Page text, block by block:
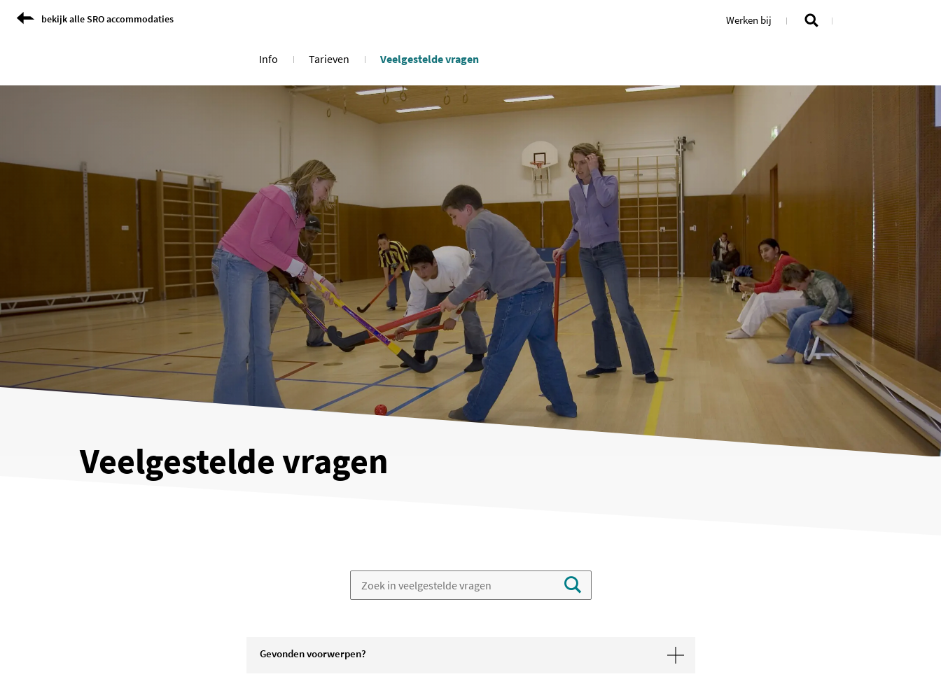
bekijk alle SRO accommodaties
Info Tarieven Veelgestelde vragen
Werken bij
Veelgestelde vragen
Gevonden voorwerpen?